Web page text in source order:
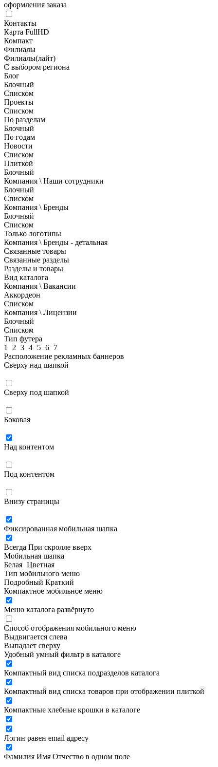
оформления заказа
Контакты
Карта FullHD
Компакт
Филиалы
Филиалы(лайт)
С выбором региона
Блог
Блочный
Списком
Проекты
Списком
По разделам
Блочный
По годам
Новости
Списком
Плиткой
Блочный
Компания \ Наши сотрудники
Блочный
Списком
Компания \ Бренды
Блочный
Списком
Только логотипы
Компания \ Бренды - детальная
Связанные товары
Связанные разделы
Разделы и товары
Вид каталога
Компания \ Вакансии
Аккордеон
Списком
Компания \ Лицензии
Блочный
Списком
Тип футера
1
2 3 4 5 6 7
Расположение рекламных баннеров
Сверху над шапкой
Сверху под шапкой
Боковая
Над контентом
Под контентом
Внизу страницы
Фиксированная мобильная шапка
Всегда При скролле вверх
Мобильная шапка
Белая Цветная
Тип мобильного меню
Подробный Краткий
Компактное мобильное меню
Меню каталога развёрнуто
Способ отображения мобильного меню
Выдвигается слева
Выпадает сверху
Удобный умный фильтр в каталоге
Компактный вид списка подразделов каталога
Компактный вид списка товаров при отображении плиткой
Компактные хлебные крошки в каталоге
Логин равен email адресу
Фамилия Имя Отчество в одном поле